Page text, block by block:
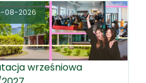
2026
wrześniowa